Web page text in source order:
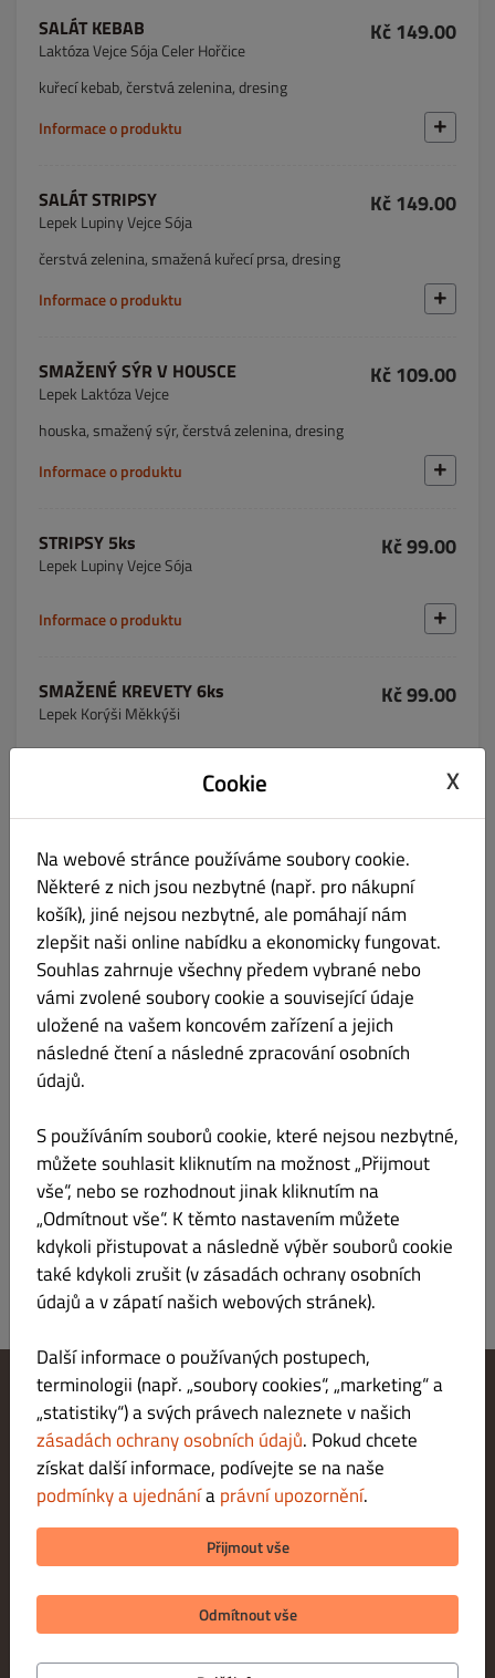
SALÁT KEBAB
Laktóza Vejce Sója Celer Hořčice
Kč 149.00
kuřecí kebab, čerstvá zelenina, dresing
Informace o produktu
SALÁT STRIPSY
Lepek Lupiny Vejce Sója
Kč 149.00
čerstvá zelenina, smažená kuřecí prsa, dresing
Informace o produktu
SMAŽENÝ SÝR V HOUSCE
Lepek Laktóza Vejce
Kč 109.00
houska, smažený sýr, čerstvá zelenina, dresing
Informace o produktu
STRIPSY 5ks
Lepek Lupiny Vejce Sója
Kč 99.00
Informace o produktu
SMAŽENÉ KREVETY 6ks
Lepek Korýši Měkkýši
Kč 99.00
KEBAB 100g
Laktóza Vejce Celer Hořčice
Kč 89.00
Informace o produktu
ZELENINOVÝ SALÁT Kč 99.00
Změnit nastavení souborů cookie
Kontaktuj nás
Zásady ochrany osobních údajů
Podmínky a ujednání
Právní upozornění
METODY PLATBY PŘI DORUČENÍ
METODY PLATBY PŘI VYZVEDNUTÍ
Cookie X
Na webové stránce používáme soubory cookie.
Některé z nich jsou nezbytné (např. pro nákupní
košík), jiné nejsou nezbytné, ale pomáhají nám
zlepšit naši online nabídku a ekonomicky fungovat.
Souhlas zahrnuje všechny předem vybrané nebo
vámi zvolené soubory cookie a související údaje
uložené na vašem koncovém zařízení a jejich
následné čtení a následné zpracování osobních
údajů.
S používáním souborů cookie, které nejsou nezbytné,
můžete souhlasit kliknutím na možnost „Přijmout
vše“, nebo se rozhodnout jinak kliknutím na
„Odmítnout vše“. K těmto nastavením můžete
kdykoli přistupovat a následně výběr souborů cookie
také kdykoli zrušit (v zásadách ochrany osobních
údajů a v zápatí našich webových stránek).
Další informace o používaných postupech,
terminologii (např. „soubory cookies“, „marketing“ a
„statistiky“) a svých právech naleznete v našich
zásadách ochrany osobních údajů. Pokud chcete
získat další informace, podívejte se na naše
podmínky a ujednáníaprávní upozornění.
Přijmout vše
Odmítnout vše